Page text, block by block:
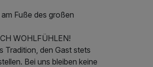
Fuße des großen
WOHLFÜHLEN!
Tradition, den Gast stets
Bei uns bleiben keine